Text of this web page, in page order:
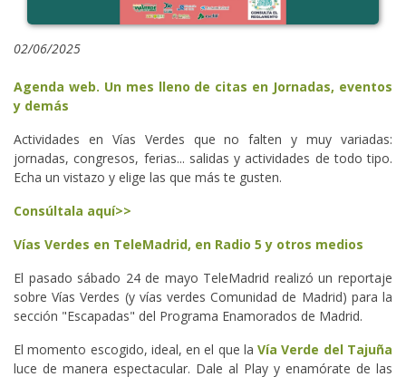
02/06/2025
Agenda web. Un mes lleno de citas en Jornadas, eventos
y demás
Actividades en Vías Verdes que no falten y muy variadas:
jornadas, congresos, ferias... salidas y actividades de todo tipo.
Echa un vistazo y elige las que más te gusten.
Consúltala aquí>>
Vías Verdes en TeleMadrid, en Radio 5 y otros medios
El pasado sábado 24 de mayo TeleMadrid realizó un reportaje
sobre Vías Verdes (y vías verdes Comunidad de Madrid) para la
sección "Escapadas" del Programa Enamorados de Madrid.
El momento escogido, ideal, en el que laVía Verde del Tajuña
luce de manera espectacular. Dale al Play y enamórate de las